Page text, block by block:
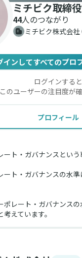
ミチビク取締
44人のつながり
ミチビク株式会社
インしてすべてのプロ
ログインすると
このユーザーの注目度が
プロフィール
ート・ガバナンスとい
ート・ガバナンスの水
ポレート・ガバナンス
えています。